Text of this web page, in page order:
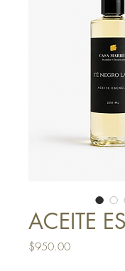
ACEITE
$950.00Precio